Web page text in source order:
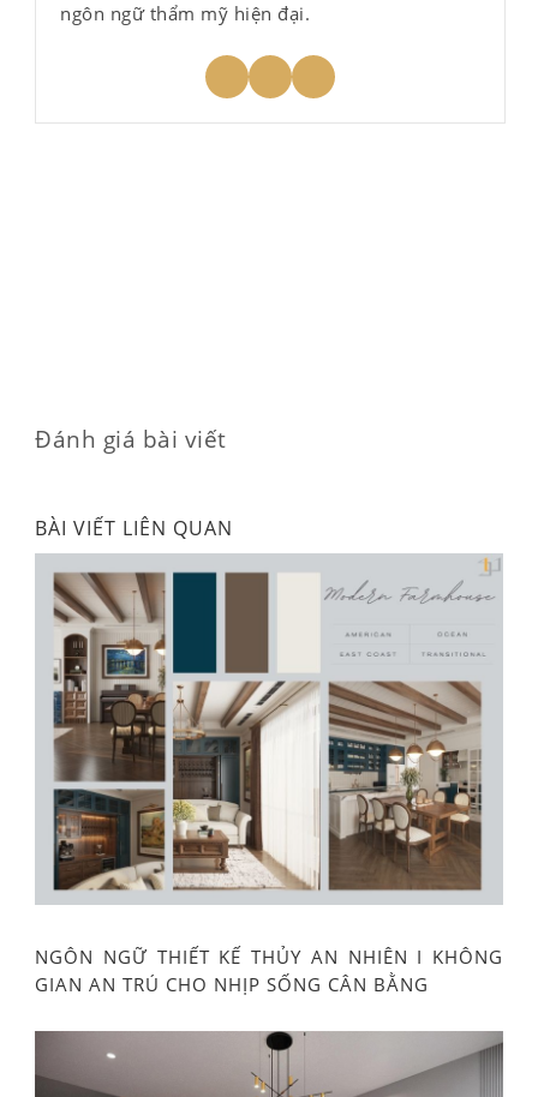
ngôn ngữ thẩm mỹ hiện đại.
Đánh giá bài viết
BÀI VIẾT LIÊN QUAN
NGÔN NGỮ THIẾT KẾ THỦY AN NHIÊN I KHÔNG
GIAN AN TRÚ CHO NHỊP SỐNG CÂN BẰNG